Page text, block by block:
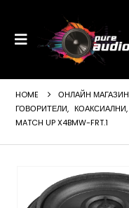
HOME
ОНЛАЙН МАГАЗИН
ГОВОРИТЕЛИ, КОАКСИАЛНИ,
MATCH UP X4BMW-FRT.1